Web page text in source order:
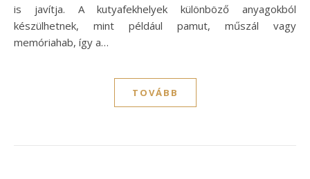
is javítja. A kutyafekhelyek különböző anyagokból
készülhetnek, mint például pamut, műszál vagy
memóriahab, így a…
TOVÁBB